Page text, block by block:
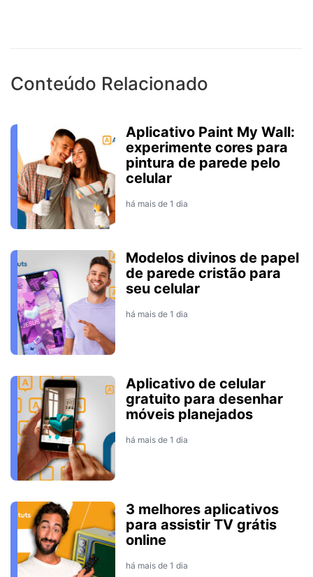
Conteúdo Relacionado
Aplicativo Paint My Wall:
experimente cores para
pintura de parede pelo
celular
há mais de 1 dia
Modelos divinos de papel
de parede cristão para
seu celular
há mais de 1 dia
Aplicativo de celular
gratuito para desenhar
móveis planejados
há mais de 1 dia
3 melhores aplicativos
para assistir TV grátis
online
há mais de 1 dia